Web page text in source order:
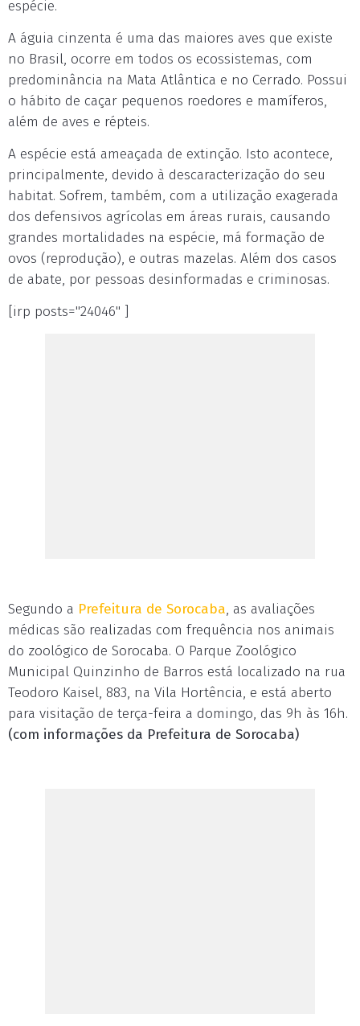
espécie.
A águia cinzenta é uma das maiores aves que existe
no Brasil, ocorre em todos os ecossistemas, com
predominância na Mata Atlântica e no Cerrado. Possui
o hábito de caçar pequenos roedores e mamíferos,
além de aves e répteis.
A espécie está ameaçada de extinção. Isto acontece,
principalmente, devido à descaracterização do seu
habitat. Sofrem, também, com a utilização exagerada
dos defensivos agrícolas em áreas rurais, causando
grandes mortalidades na espécie, má formação de
ovos (reprodução), e outras mazelas. Além dos casos
de abate, por pessoas desinformadas e criminosas.
[irp posts="24046" ]
Segundo a Prefeitura de Sorocaba, as avaliações
médicas são realizadas com frequência nos animais
do zoológico de Sorocaba. O Parque Zoológico
Municipal Quinzinho de Barros está localizado na rua
Teodoro Kaisel, 883, na Vila Hortência, e está aberto
para visitação de terça-feira a domingo, das 9h às 16h.
(com informações da Prefeitura de Sorocaba)